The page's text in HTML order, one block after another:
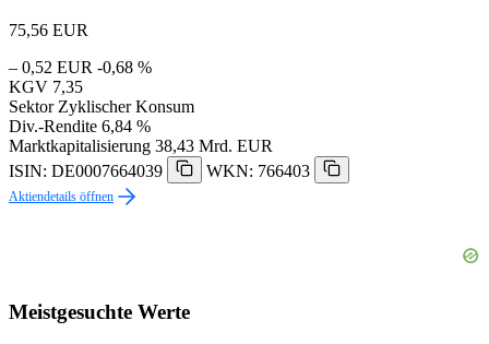
75,56 EUR
– 0,52 EUR -0,68 %
KGV 7,35
Sektor Zyklischer Konsum
Div.-Rendite 6,84 %
Marktkapitalisierung 38,43 Mrd. EUR
ISIN: DE0007664039
WKN: 766403
Aktiendetails öffnen
Meistgesuchte Werte